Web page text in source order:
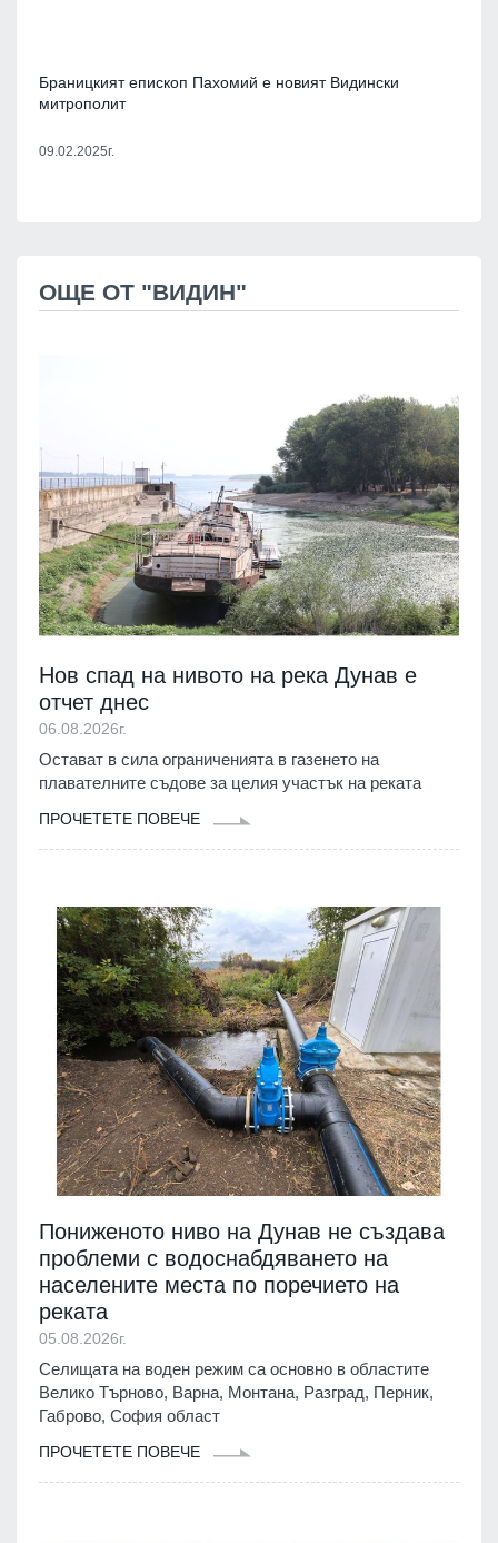
Браницкият епископ Пахомий e новият Видински
митрополит
09.02.2025г.
ОЩЕ ОТ "ВИДИН"
Нов спад на нивото на река Дунав е
отчет днес
06.08.2026г.
Остават в сила ограниченията в газенето на
плавателните съдове за целия участък на реката
ПРОЧЕТЕТЕ ПОВЕЧЕ
Пониженото ниво на Дунав не създава
проблеми с водоснабдяването на
населените места по поречието на
реката
05.08.2026г.
Селищата на воден режим са основно в областите
Велико Търново, Варна, Монтана, Разград, Перник,
Габрово, София област
ПРОЧЕТЕТЕ ПОВЕЧЕ